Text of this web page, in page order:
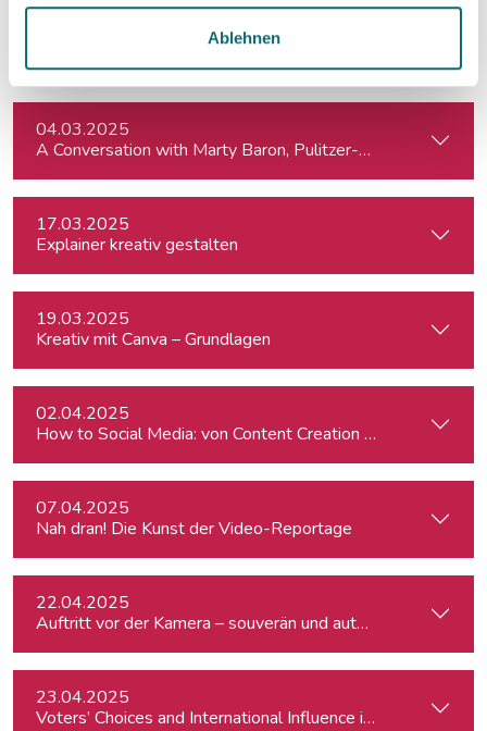
Ablehnen
04.03.2025
A Conversation with Marty Baron, Pulitzer-winning US
17.03.2025
Explainer kreativ gestalten
19.03.2025
Kreativ mit Canva – Grundlagen
02.04.2025
How to Social Media: von Content Creation bis zum
07.04.2025
Nah dran! Die Kunst der Video-Reportage
22.04.2025
Auftritt vor der Kamera – souverän und authentisch
23.04.2025
Voters’ Choices and International Influence in Romania’s